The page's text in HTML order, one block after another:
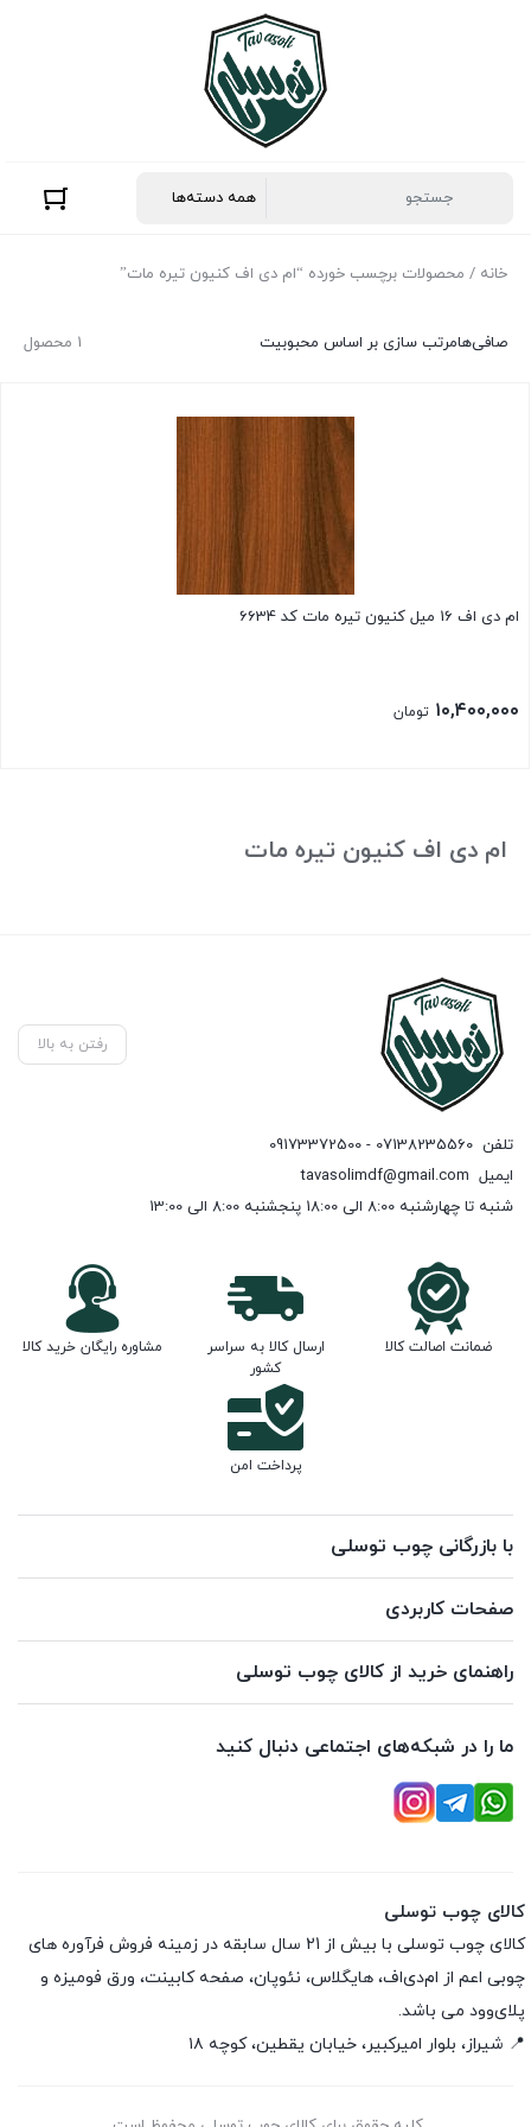
خانه / محصولات برچسب خورده “ام دی اف کنیون تیره مات”
1 محصول صافی‌هامرتب سازی بر اساس محبوبیت
ام دی اف 16 میل کنیون تیره مات کد 6634
۱۰,۴۰۰,۰۰۰ تومان
ام دی اف کنیون تیره مات
رفتن به بالا
تلفن 07138235560 - 09173372500
ایمیل tavasolimdf@gmail.com
شنبه تا چهارشنبه 8:00 الی 18:00 پنجشنبه 8:00 الی 13:00
ضمانت اصالت کالا
ارسال کالا به سراسر
کشور
مشاوره رایگان خرید کالا
پرداخت امن
با بازرگانی چوب توسلی
صفحات کاربردی
راهنمای خرید از کالای چوب توسلی
ما را در شبکه‌های اجتماعی دنبال کنید
کالای چوب توسلی
کالای چوب توسلی با بیش از 21 سال سابقه در زمینه فروش فرآوره های
چوبی اعم از ام‌دی‌اف، هایگلاس، نئوپان، صفحه کابینت، ورق فومیزه و
پلای‌وود می باشد.
📍 شیراز، بلوار امیرکبیر، خیابان یقطین، کوچه ۱۸